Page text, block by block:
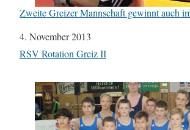
Zweite Greizer Mannschaft gewinnt auch
Datum
4. November 2013
In Bezug auf
RSV Rotation Greiz II